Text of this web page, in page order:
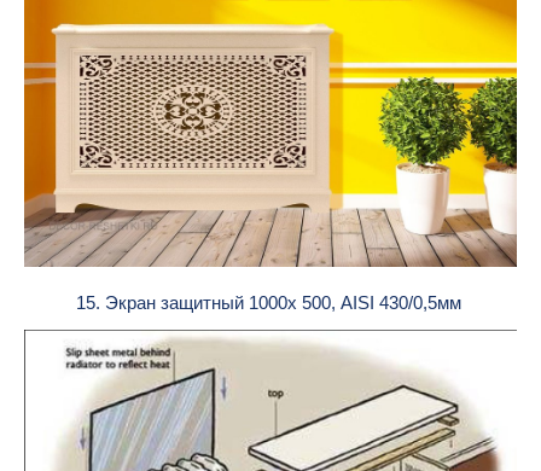
15. Экран защитный 1000х 500, AISI 430/0,5мм